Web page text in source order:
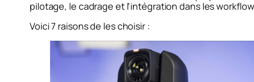
pilotage, le cadrage et l’intégration dans les
Voici 7 raisons de les choisir :